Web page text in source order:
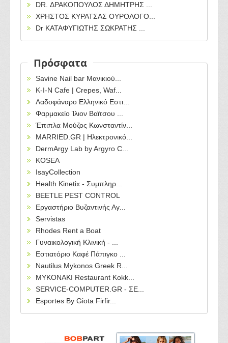
DR. ΔΡΑΚΟΠΟΥΛΟΣ ΔΗΜΗΤΡΗΣ ...
ΧΡΗΣΤΟΣ ΚΥΡΑΤΣΑΣ ΟΥΡΟΛΟΓΟ...
Dr ΚΑΤΑΦΥΓΙΩΤΗΣ ΣΩΚΡΑΤΗΣ ...
Πρόσφατα
Savine Nail bar Μανικιού...
Κ-Ι-Ν Cafe | Crepes, Waf...
Λαδοφάναρο Ελληνικό Εστι...
Φαρμακείο Ίλιον Βαϊτσου ...
Έπιπλα Μούζος Κωνσταντίν...
MARRIED.GR | Ηλεκτρονικό...
DermArgy Lab by Argyro C...
KOSEA
IsayCollection
Health Kinetix - Συμπληρ...
BEETLE PEST CONTROL
Εργαστήριο Βυζαντινής Αγ...
Servistas
Rhodes Rent a Boat
Γυναικολογική Κλινική - ...
Εστιατόριο Καφέ Πάπιγκο ...
Nautilus Mykonos Greek R...
MYKONAKI Restaurant Kokk...
SERVICE-COMPUTER.GR - ΣΕ...
Esportes By Giota Firfir...